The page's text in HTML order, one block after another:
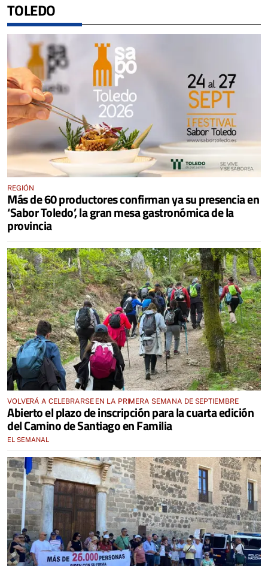
TOLEDO
REGIÓN
Más de 60 productores confirman ya su presencia en
‘Sabor Toledo’, la gran mesa gastronómica de la
provincia
VOLVERÁ A CELEBRARSE EN LA PRIMERA SEMANA DE SEPTIEMBRE
Abierto el plazo de inscripción para la cuarta edición
del Camino de Santiago en Familia
EL SEMANAL